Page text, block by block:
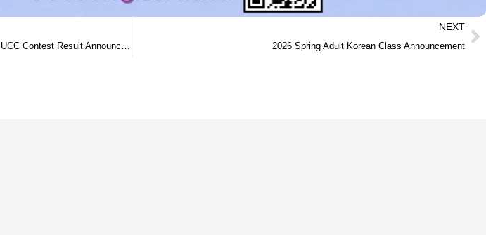
NEXT
2026 Spring Adult Korean Class Announcement